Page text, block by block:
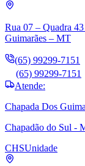
Rua 07 – Quadra
Guimarães – MT
(65) 99299-7151
(65) 99299-7151
Atende:
Chapada Dos
Chapadão do Sul -
CHSUnidade